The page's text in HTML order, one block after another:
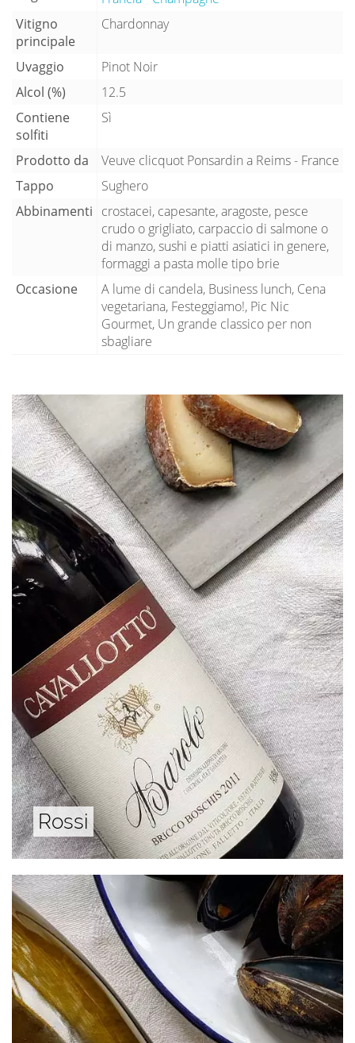
Vitigno
principale
Chardonnay
Uvaggio
Pinot Noir
Alcol (%)
12.5
Contiene
solfiti
Sì
Prodotto da
Veuve clicquot Ponsardin a Reims - France
Tappo
Sughero
Abbinamenti crostacei, capesante, aragoste, pesce
crudo o grigliato, carpaccio di salmone o
di manzo, sushi e piatti asiatici in genere,
formaggi a pasta molle tipo brie
Occasione
A lume di candela, Business lunch, Cena
vegetariana, Festeggiamo!, Pic Nic
Gourmet, Un grande classico per non
sbagliare
Rossi